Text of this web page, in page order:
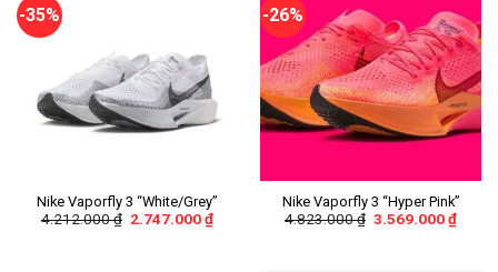
-35%
Nike Vaporfly 3 “White/Grey”
4.212.000₫ 2.747.000₫
-26%
Nike Vaporfly 3 “Hyper Pink”
4.823.000₫ 3.569.000₫